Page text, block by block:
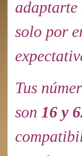
adaptarte
solo por
Tus
son 16 y